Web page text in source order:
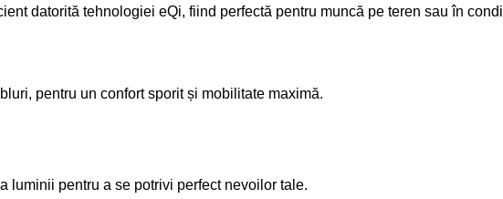
datorită tehnologiei eQi, fiind perfectă pentru muncă pe teren sau în
pentru un confort sporit și mobilitate maximă.
luminii pentru a se potrivi perfect nevoilor tale.